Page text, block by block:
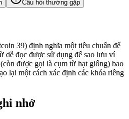
Câu hỏi thường gặp
39) định nghĩa một tiêu chuẩn để
dễ đọc được sử dụng để sao lưu ví
được gọi là cụm từ hạt giống) bao
lại một cách xác định các khóa riêng
nhớ